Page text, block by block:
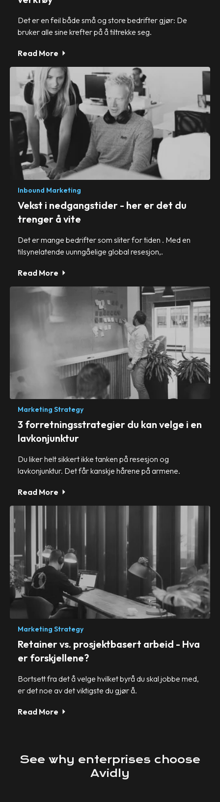
Det er en feil både små og store bedrifter gjør: De
bruker alle sine krefter på å tiltrekke seg.
Read More
Inbound Marketing
Vekst i nedgangstider - her er det du
trenger å vite
Det er mange bedrifter som sliter for tiden . Med en
tilsynelatende uunngåelige global resesjon,.
Read More
Marketing Strategy
3 forretningsstrategier du kan velge i en
lavkonjunktur
Du liker helt sikkert ikke tanken på resesjon og
lavkonjunktur. Det får kanskje hårene på armene.
Read More
Marketing Strategy
Retainer vs. prosjektbasert arbeid - Hva
er forskjellene?
Bortsett fra det å velge hvilket byrå du skal jobbe med,
er det noe av det viktigste du gjør å.
Read More
See why enterprises choose
Avidly